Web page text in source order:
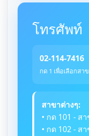
โทรศัพท์
02-114-7416
กด 1 เพื่อเลือกสา
สาขาต่างๆ:
• กด 101 - ส
• กด 102 - ส